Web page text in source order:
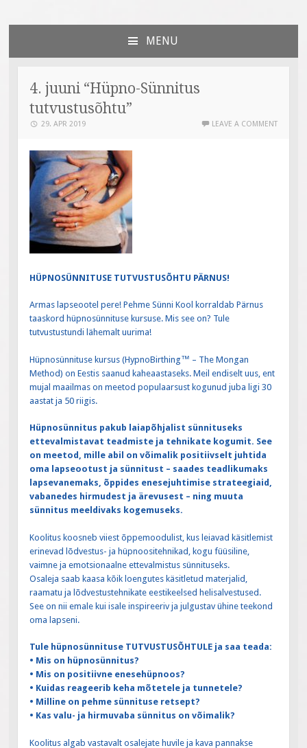
Väiksed Sammud
sünnitoetusega seotud veebileht
MENU
CONTENT
4. juuni “Hüpno-Sünnitus
tutvustusõhtu”
29. APR 2019 LEAVE A COMMENT
HÜPNOSÜNNITUSE TUTVUSTUSÕHTU PÄRNUS!
Armas lapseootel pere! Pehme Sünni Kool korraldab Pärnus
taaskord hüpnosünnituse kursuse. Mis see on? Tule
tutvustustundi lähemalt uurima!
Hüpnosünnituse kursus (HypnoBirthing™ – The Mongan
Method) on Eestis saanud kaheaastaseks. Meil endiselt uus, ent
mujal maailmas on meetod populaarsust kogunud juba ligi 30
aastat ja 50 riigis.
Hüpnosünnitus pakub laiapõhjalist sünnituseks
ettevalmistavat teadmiste ja tehnikate kogumit. See
on meetod, mille abil on võimalik positiivselt juhtida
oma lapseootust ja sünnitust – saades teadlikumaks
lapsevanemaks, õppides enesejuhtimise strateegiaid,
vabanedes hirmudest ja ärevusest – ning muuta
sünnitus meeldivaks kogemuseks.
Koolitus koosneb viiest õppemoodulist, kus leiavad käsitlemist
erinevad lõdvestus- ja hüpnoositehnikad, kogu füüsiline,
vaimne ja emotsionaalne ettevalmistus sünnituseks.
Osaleja saab kaasa kõik loengutes käsitletud materjalid,
raamatu ja lõdvestustehnikate eestikeelsed helisalvestused.
See on nii emale kui isale inspireeriv ja julgustav ühine teekond
oma lapseni.
Tule hüpnosünnituse TUTVUSTUSÕHTULE ja saa teada:
• Mis on hüpnosünnitus?
• Mis on positiivne enesehüpnoos?
• Kuidas reageerib keha mõtetele ja tunnetele?
• Milline on pehme sünnituse retsept?
• Kas valu- ja hirmuvaba sünnitus on võimalik?
Koolitus algab vastavalt osalejate huvile ja kava pannakse